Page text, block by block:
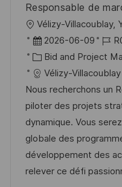
g
r
ö
f
f
e
n
t
l
i
c
h
Responsable de
O
r
t
Vélizy-Villacoublay,
D
a
t
u
m
d
e
r
V
2026-06-09
J
o
b
-
I
D
K
a
t
e
g
o
r
i
Bid and Project
Vélizy-Villacoublay
Nous recherchons un
piloter des projets
dynamique. Vous
globale des
développement des
relever ce défi